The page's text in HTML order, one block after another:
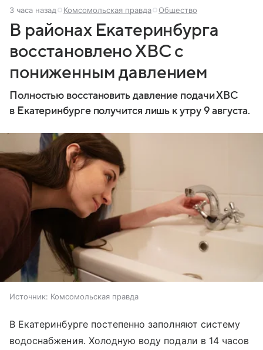
3 часа назад Комсомольская правда Общество
В районах Екатеринбурга
восстановлено ХВС с
пониженным давлением
Полностью восстановить давление подачи ХВС
в Екатеринбурге получится лишь к утру 9 августа.
Источник: Комсомольская правда
В Екатеринбурге постепенно заполняют систему
водоснабжения. Холодную воду подали в 14 часов